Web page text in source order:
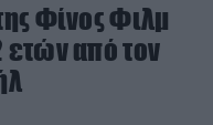
Φίνος Φιλμ
από τον